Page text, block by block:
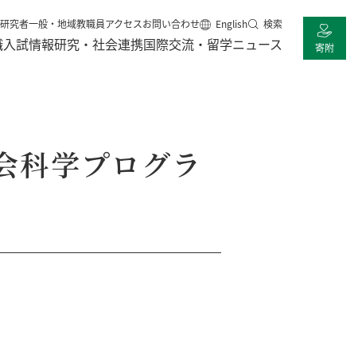
入試情報研究・社会連携国際交流・留学ニュース
究者一般・地域教職員アクセスお問い合わせ
English
寄附
検索
科学プログラ